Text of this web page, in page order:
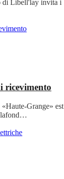
di Libell'lay invita i
ricevimento
Grange» est